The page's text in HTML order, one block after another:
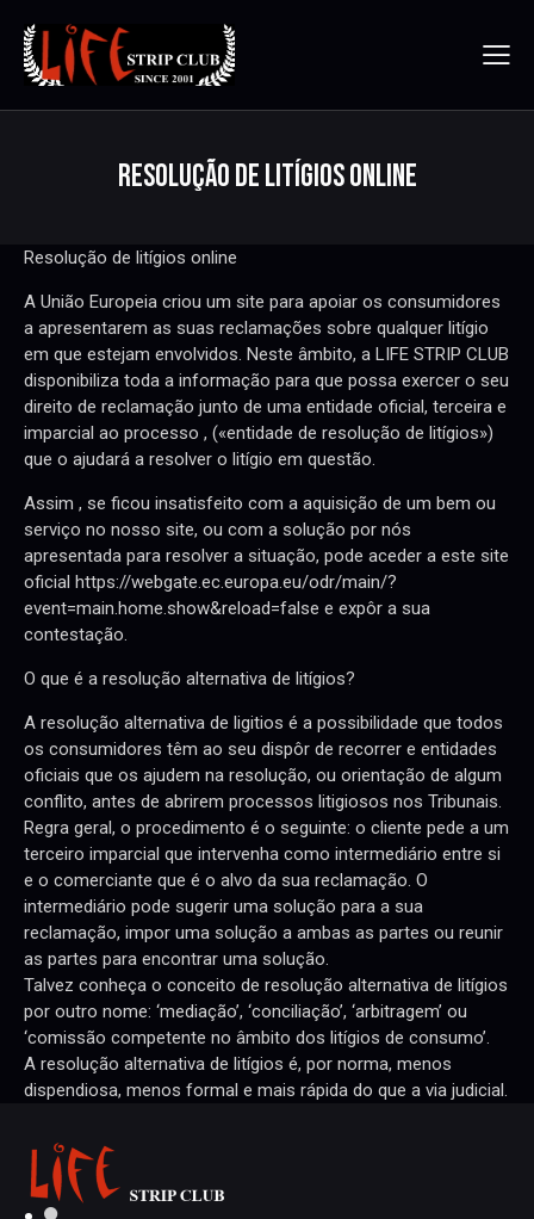
RESOLUÇÃO DE LITÍGIOS ONLINE
Resolução de litígios online
A União Europeia criou um site para apoiar os consumidores
a apresentarem as suas reclamações sobre qualquer litígio
em que estejam envolvidos. Neste âmbito, a LIFE STRIP CLUB
disponibiliza toda a informação para que possa exercer o seu
direito de reclamação junto de uma entidade oficial, terceira e
imparcial ao processo , («entidade de resolução de litígios»)
que o ajudará a resolver o litígio em questão.
Assim , se ficou insatisfeito com a aquisição de um bem ou
serviço no nosso site, ou com a solução por nós
apresentada para resolver a situação, pode aceder a este site
oficial https://webgate.ec.europa.eu/odr/main/?
event=main.home.show&reload=false e expôr a sua
contestação.
O que é a resolução alternativa de litígios?
A resolução alternativa de ligitios é a possibilidade que todos
os consumidores têm ao seu dispôr de recorrer e entidades
oficiais que os ajudem na resolução, ou orientação de algum
conflito, antes de abrirem processos litigiosos nos Tribunais.
Regra geral, o procedimento é o seguinte: o cliente pede a um
terceiro imparcial que intervenha como intermediário entre si
e o comerciante que é o alvo da sua reclamação. O
intermediário pode sugerir uma solução para a sua
reclamação, impor uma solução a ambas as partes ou reunir
as partes para encontrar uma solução.
Talvez conheça o conceito de resolução alternativa de litígios
por outro nome: ‘mediação’, ‘conciliação’, ‘arbitragem’ ou
‘comissão competente no âmbito dos litígios de consumo’.
A resolução alternativa de litígios é, por norma, menos
dispendiosa, menos formal e mais rápida do que a via judicial.